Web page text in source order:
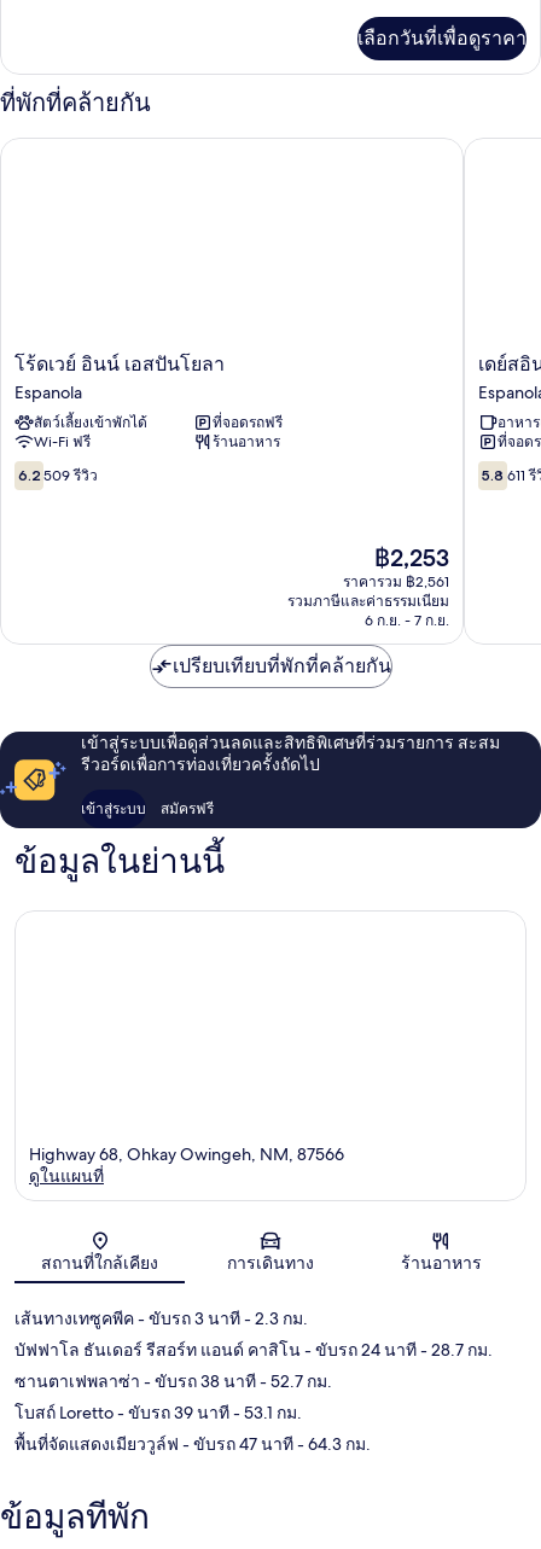
เกี่ยว
กับ
ห้อง
สวี
ท
เลือกวันที่เพื่อดูราคา
ที่พักที่คล้ายกัน
โร้ดเวย์
อินน์
เอ
ส
ปัน
โยลา
Espanola
โร้ดเวย์ อินน์ เอสปันโยลา
Espanola
สัตว์เลี้ยงเข้าพักได้
ที่จอดรถฟรี
Wi-Fi ฟรี
ร้านอาหาร
6.2
จาก
6.2 509 รีวิว
ราคา
ปัจจุบัน
คือ
฿2,253
฿2,253
ราคารวม ฿2,561
รวมภาษีและค่าธรรมเนียม
6 ก.ย. - 7 ก.ย.
โร้ดเวย์ อินน์ เอสปันโยลา
เดย์
สอินน์
บาย
วิน
ด์
แฮม
เอ
เดย์ส
อาหา
ที่จอด
5.8
จาก
5.8 611
เดย์สอิน
เปรียบเทียบที่พักที่คล้ายกัน
เข้าสู่ระบบเพื่อดูส่วนลดและสิทธิพิเศษที่ร่วมรายการ สะสม
รีวอร์ดเพื่อการท่องเที่ยวครั้งถัดไป
เข้าสู่ระบบ สมัครฟรี
ข้อมูลในย่านนี้
แผนที่
Highway 68, Ohkay Owingeh, NM, 87566
ดูในแผนที่
สถานที่ใกล้เคียง การเดินทาง ร้านอาหาร
เส้นทางเทซูคพีค- ขับรถ 3 นาที- 2.3 กม.
บัฟฟาโล ธันเดอร์ รีสอร์ท แอนด์ คาสิโน- ขับรถ 24 นาที- 28.7 กม.
ซานตาเฟพลาซ่า - ขับรถ 38 นาที- 52.7 กม.
โบสถ์ Loretto- ขับรถ 39 นาที- 53.1 กม.
พื้นที่จัดแสดงเมียววูล์ฟ - ขับรถ 47 นาที- 64.3 กม.
ข้อมูลที่พัก